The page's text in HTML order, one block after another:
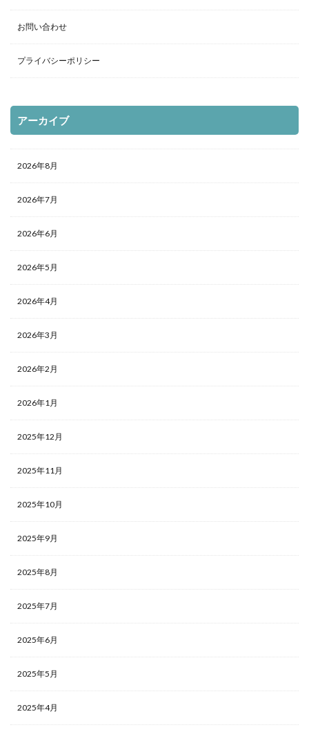
お問い合わせ
プライバシーポリシー
アーカイブ
2026年8月
2026年7月
2026年6月
2026年5月
2026年4月
2026年3月
2026年2月
2026年1月
2025年12月
2025年11月
2025年10月
2025年9月
2025年8月
2025年7月
2025年6月
2025年5月
2025年4月